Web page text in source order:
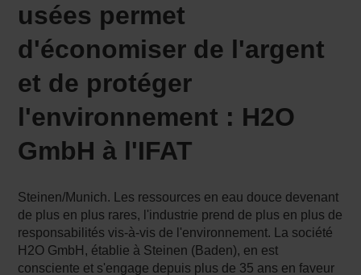
usées permet
d'économiser de l'argent
et de protéger
l'environnement : H2O
GmbH à l'IFAT
Steinen/Munich. Les ressources en eau douce devenant
de plus en plus rares, l'industrie prend de plus en plus de
responsabilités vis-à-vis de l'environnement. La société
H2O GmbH, établie à Steinen (Baden), en est
consciente et s'engage depuis plus de 35 ans en faveur